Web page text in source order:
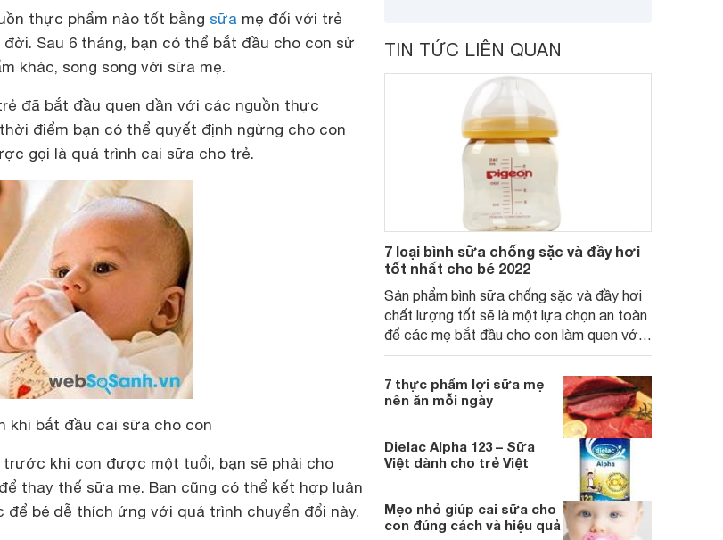
thực phẩm nào tốt bằng sữa mẹ đối với trẻ
Sau 6 tháng, bạn có thể bắt đầu cho con sử
khác, song song với sữa mẹ.
đã bắt đầu quen dần với các nguồn thực
điểm bạn có thể quyết định ngừng cho con
gọi là quá trình cai sữa cho trẻ.
khi bắt đầu cai sữa cho con
trước khi con được một tuổi, bạn sẽ phải cho
để thay thế sữa mẹ. Bạn cũng có thể kết hợp luân
bé dễ thích ứng với quá trình chuyển đổi này.
TIN TỨC LIÊN QUAN
7 loại bình sữa chống sặc và đầy hơi
tốt nhất cho bé 2022
Sản phẩm bình sữa chống sặc và đầy hơi
chất lượng tốt sẽ là một lựa chọn an toàn
để các mẹ bắt đầu cho con làm quen với
bú bình một cách thuận lợi nhất.
7 thực phẩm lợi sữa mẹ
nên ăn mỗi ngày
Dielac Alpha 123 – Sữa
Việt dành cho trẻ Việt
Mẹo nhỏ giúp cai sữa cho
con đúng cách và hiệu quả